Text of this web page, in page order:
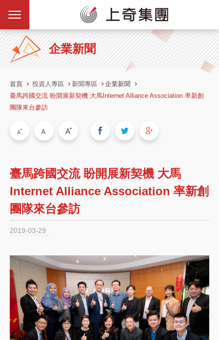
企業新聞
首頁 投資人專區 新聞專區
企業新聞
臺馬跨國交流 盼開展新契機 大馬Internet Alliance Association 率新創
團隊來台參訪
臺馬跨國交流 盼開展新契機 大馬
Internet Alliance Association 率新創
團隊來台參訪
2019-03-29